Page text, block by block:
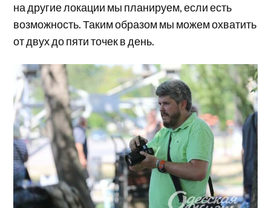
на другие локации мы планируем, если есть
возможность. Таким образом мы можем охватить
от двух до пяти точек в день.